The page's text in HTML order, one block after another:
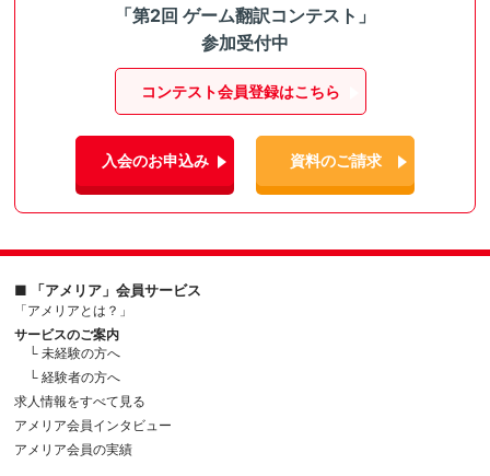
「第2回 ゲーム翻訳コンテスト」
参加受付中
コンテスト会員登録はこちら
入会のお申込み 資料のご請求
■ 「アメリア」会員サービス
「アメリアとは？」
サービスのご案内
└ 未経験の方へ
└ 経験者の方へ
求人情報をすべて見る
アメリア会員インタビュー
アメリア会員の実績